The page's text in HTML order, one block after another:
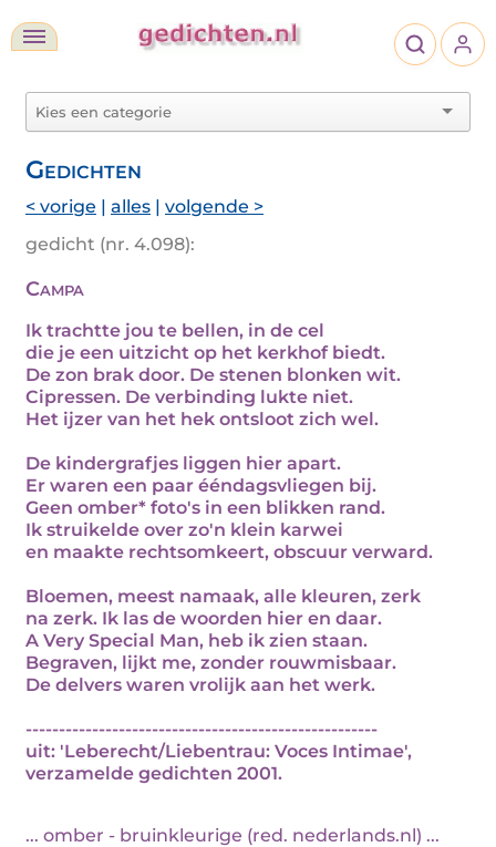
Gedichten
< vorige | alles | volgende >
gedicht (nr. 4.098):
Campa
Ik trachtte jou te bellen, in de cel
die je een uitzicht op het kerkhof biedt.
De zon brak door. De stenen blonken wit.
Cipressen. De verbinding lukte niet.
Het ijzer van het hek ontsloot zich wel.
De kindergrafjes liggen hier apart.
Er waren een paar ééndagsvliegen bij.
Geen omber* foto's in een blikken rand.
Ik struikelde over zo'n klein karwei
en maakte rechtsomkeert, obscuur verward.
Bloemen, meest namaak, alle kleuren, zerk
na zerk. Ik las de woorden hier en daar.
A Very Special Man, heb ik zien staan.
Begraven, lijkt me, zonder rouwmisbaar.
De delvers waren vrolijk aan het werk.
-----------------------------------------------------
uit: 'Leberecht/Liebentrau: Voces Intimae',
verzamelde gedichten 2001.
... omber - bruinkleurige (red. nederlands.nl) ...